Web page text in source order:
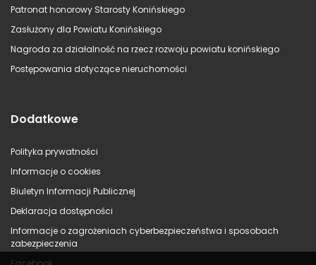
Patronat honorowy Starosty Konińskiego
Zasłużony dla Powiatu Konińskiego
Nagroda za działalność na rzecz rozwoju powiatu konińskiego
Postępowania dotyczące nieruchomości
Dodatkowe
Polityka prywatności
Informacje o cookies
Biuletyn Informacji Publicznej
Deklaracja dostępności
Informacje o zagrożeniach cyberbezpieczeństwa i sposobach
zabezpieczenia